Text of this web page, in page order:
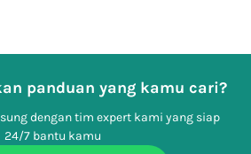
panduan yang kamu cari?
dengan tim expert kami yang siap
24/7 bantu kamu